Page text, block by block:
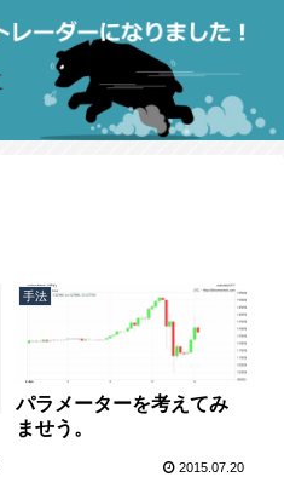
手法
パラメーターを考えてみ
ませう。
2015.07.20